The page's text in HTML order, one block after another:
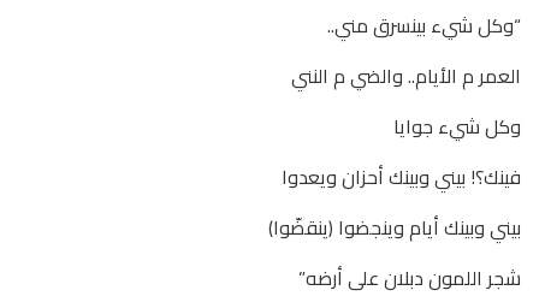
“وكل شيء بينسرق مني..
العمر م الأيام.. والضي م النني
وكل شيء جوايا
فينك؟! بيني وبينك أحزان ويعدوا
بيني وبينك أيام وينجضوا (ينقضّوا)
شجر اللمون دبلان على أرضه”